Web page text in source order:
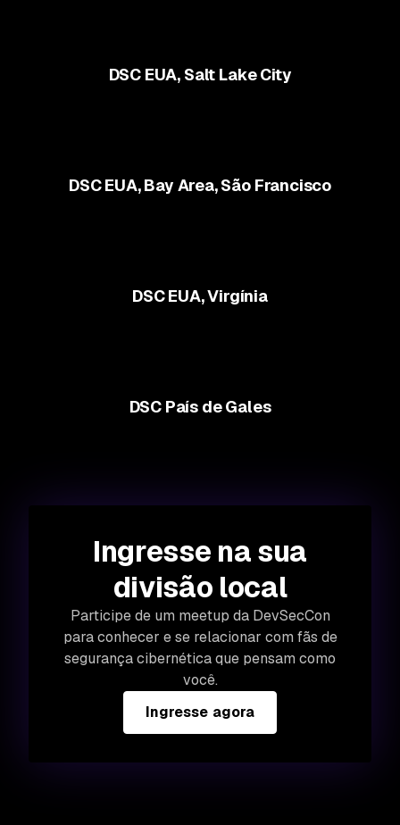
DSC EUA, Salt Lake City
DSC EUA, Bay Area, São Francisco
DSC EUA, Virgínia
DSC País de Gales
Ingresse na sua
divisão local
Participe de um meetup da DevSecCon
para conhecer e se relacionar com fãs de
segurança cibernética que pensam como
você.
Ingresse agora